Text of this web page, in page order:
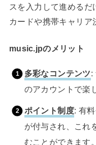
スを入力して進めるだ
カードや携帯キャリア
music.jpのメリット
多彩なコンテンツ:
のアカウントで楽
ポイント制度: 有
が付与され、これ
むことができます。